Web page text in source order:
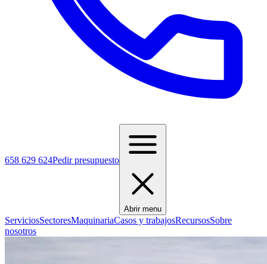
658 629 624Pedir presupuesto
Abrir menu
ServiciosSectoresMaquinariaCasos y trabajosRecursosSobre
nosotros